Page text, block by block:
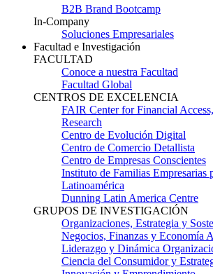
B2B Brand Bootcamp
In-Company
Soluciones Empresariales
Facultad e Investigación
FACULTAD
Conoce a nuestra Facultad
Facultad Global
CENTROS DE EXCELENCIA
FAIR Center for Financial
Research
Centro de Evolución Digital
Centro de Comercio Detallista
Centro de Empresas Conscientes
Instituto de Familias Empresarias
Latinoamérica
Dunning Latin America Centre
GRUPOS DE INVESTIGACIÓN
Organizaciones, Estrategia y
Negocios, Finanzas y Economía
Liderazgo y Dinámica
Ciencia del Consumidor y